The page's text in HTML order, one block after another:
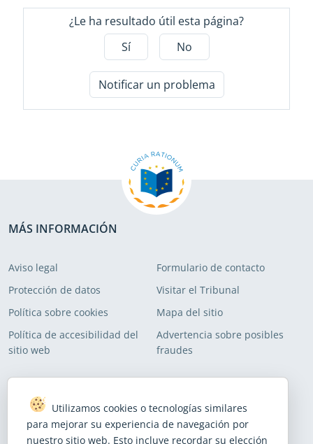
¿Le ha resultado útil esta página?
Sí
No
Notificar un problema
MÁS INFORMACIÓN
Aviso legal
Formulario de contacto
Protección de datos
Visitar el Tribunal
Política sobre cookies
Mapa del sitio
Política de accesibilidad del
sitio web
Advertencia sobre posibles
fraudes
Suscribirse para recibir nuestras últimas noticias
Utilizamos cookies o tecnologías similares
para mejorar su experiencia de navegación por
nuestro sitio web. Esto incluye recordar su elección